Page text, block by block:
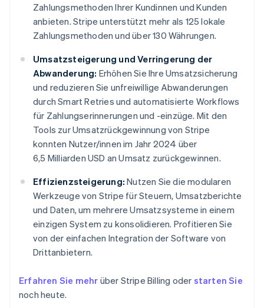
Zahlungsmethoden Ihrer Kundinnen und Kunden
anbieten. Stripe unterstützt mehr als 125 lokale
Zahlungsmethoden und über 130 Währungen.
Umsatzsteigerung und Verringerung der
Abwanderung: Erhöhen Sie Ihre Umsatzsicherung
und reduzieren Sie unfreiwillige Abwanderungen
durch Smart Retries und automatisierte Workflows
für Zahlungserinnerungen und -einzüge. Mit den
Tools zur Umsatzrückgewinnung von Stripe
konnten Nutzer/innen im Jahr 2024 über
6,5 Milliarden USD an Umsatz zurückgewinnen.
Effizienzsteigerung: Nutzen Sie die modularen
Werkzeuge von Stripe für Steuern, Umsatzberichte
und Daten, um mehrere Umsatzsysteme in einem
einzigen System zu konsolidieren. Profitieren Sie
von der einfachen Integration der Software von
Drittanbietern.
Erfahren Sie mehr über Stripe Billing oder starten Sie
noch heute.